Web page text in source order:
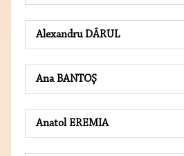
Alexandru DÂRUL
Ana BANTOŞ
Anatol EREMIA